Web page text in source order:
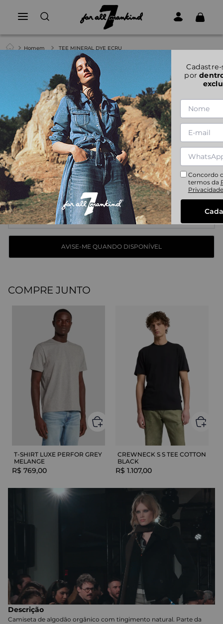
Homem TEE MINERAL DYE ECRU
TEE MINERAL DYE ECRU
S M L XL XXL
COMPRE JUNTO
T-SHIRT LUXE PERFOR GREY
MELANGE
R$ 769,00
CREWNECK S S TEE COTTON
BLACK
R$ 1.107,00
Descrição
Camiseta de algodão orgânico com tingimento natural. Parte da
por
Concordo
termos da
Privacidade